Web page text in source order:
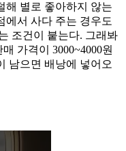
해 별로 좋아하지 않는
에서 사다 주는 경우도
조건이 붙는다. 그래봐
가격이 3000~4000원
남으면 배낭에 넣어오